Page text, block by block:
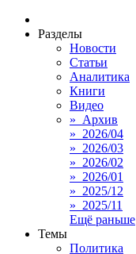
Разделы
Новости
Статьи
Аналитика
Книги
Видео
» Архив
» 2026/04
» 2026/03
» 2026/02
» 2026/01
» 2025/12
» 2025/11
Ещё раньше
Темы
Политика